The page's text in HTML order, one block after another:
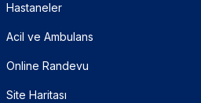
Hastaneler
Acil ve Ambulans
Online Randevu
Site Haritası